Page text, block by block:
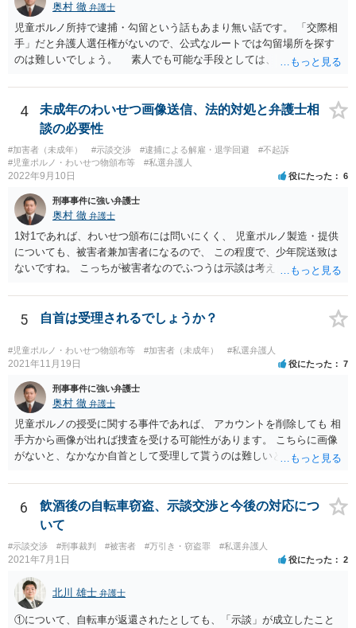
奥村 徹 弁護士
児童ポルノ所持で逮捕・勾留という話もあまり無い話です。 「交際相
手」だと弁護人選任権がないので、公式なルートでは勾留場所を探す
のは難しいでしょう。 素人でも可能な手段としては、「○○県内」と
してください」みたいな葉書を出してみて、宛先人不在で戻って来な
かった所に絞って問い合わせるという方法があります。
4
未成年のわいせつ画像送信、法的対処と弁護士相
談の必要性
#加害者（未成年） #示談交渉 #逮捕による解雇・退学回避
#不起訴
#児童ポルノ・わいせつ物頒布等
#私選弁護人
2022年9月10日 役にたった 6
刑事事件に強い弁護士
奥村 徹 弁護士
1対1であれば、わいせつ頒布には問いにくく、 児童ポルノ製造・提供
についても、被害者兼加害者になるので、 この程度で、少年院送致は
ないですね。 こっちが被害者なのでふつうは示談は考えません。 少年
5 自首は受理されるでしょうか？
#児童ポルノ・わいせつ物頒布等 #加害者（未成年） #私選弁護人
2021年11月19日 役にたった 7
刑事事件に強い弁護士
奥村 徹 弁護士
児童ポルノの授受に関する事件であれば、 アカウントを削除しても 相
手方から画像が出れば捜査を受ける可能性があります。 こちらに画像
がないと、なかなか自首として受理して貰うのは難しいと思います
と、相手方からの捜査が来たときに、逮捕の必要性が少なくなるとい
う効果が得られることがあって、実際に相手方からの捜査が及んだけ
れど、逮捕されなかった事例もあります。
6
飲酒後の自転車窃盗、示談交渉と今後の対応につ
いて
#示談交渉 #刑事裁判 #被害者 #万引き・窃盗罪 #私選弁護人
2021年7月1日 役にたった 2
北川 雄士 弁護士
①について、自転車が返還されたとしても、「示談」が成立したこと